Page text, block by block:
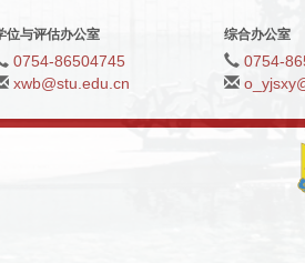
位与评估办公室
0754-86504745
xwb@stu.edu.cn
综合办公室
0754-